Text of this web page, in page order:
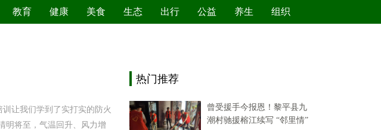
组织
养生
公益
出行
生态
美食
健康
教育
让我们学到了实打实的防火
明将至，气温回升、风力增
热门推荐
曾受援手今报恩！黎平县九
潮村驰援榕江续写 “邻里情”